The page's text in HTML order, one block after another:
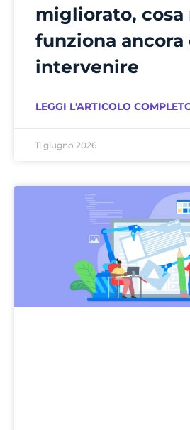
migliorato, cosa
funziona ancora
intervenire
LEGGI L'ARTICOLO
11 giugno 2026